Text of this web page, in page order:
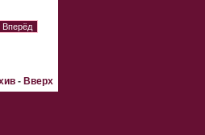
- Вверх